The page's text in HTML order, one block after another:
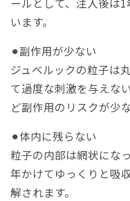
います。
⚫︎副作用が少ない
ジュベルックの粒子は
て過度な刺激を与えな
ど副作用のリスクが少
⚫︎体内に残らない
粒子の内部は網状にな
年かけてゆっくりと吸
解されます。